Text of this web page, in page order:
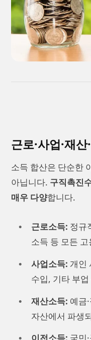
근로·사업·재
소득 합산은 단순한
아닙니다. 구직촉진
매우 다양합니다.
근로소득: 정규
소득 등 모든
사업소득: 개인
수입, 기타 부업
재산소득: 예금
자산에서 파생